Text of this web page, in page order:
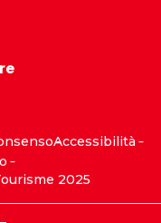
Accessibilità
2025